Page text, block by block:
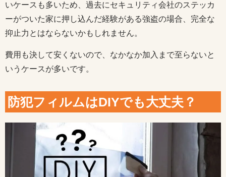
いケースも多いため、過去にセキュリティ会社のステッカ
ーがついた家に押し込んだ経験がある強盗の場合、完全な
抑止力とはならないかもしれません。
費用も決して安くないので、なかなか加入まで至らないと
いうケースが多いです。
防犯フィルムはDIYでも大丈夫？